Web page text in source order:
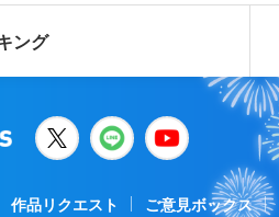
ング
作品リクエスト ご意見ボックス